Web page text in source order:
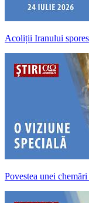
Acoliții Iranului
Povestea unei